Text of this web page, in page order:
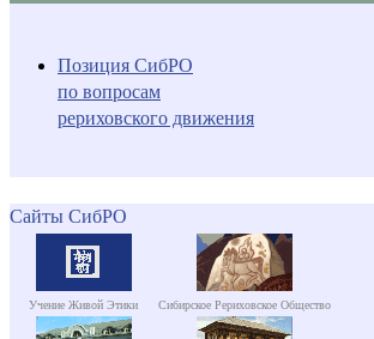
Позиция СибРО
по вопросам
рериховского движения
Сайты СибРО
Учение Живой Этики Сибирское Рериховское Общество